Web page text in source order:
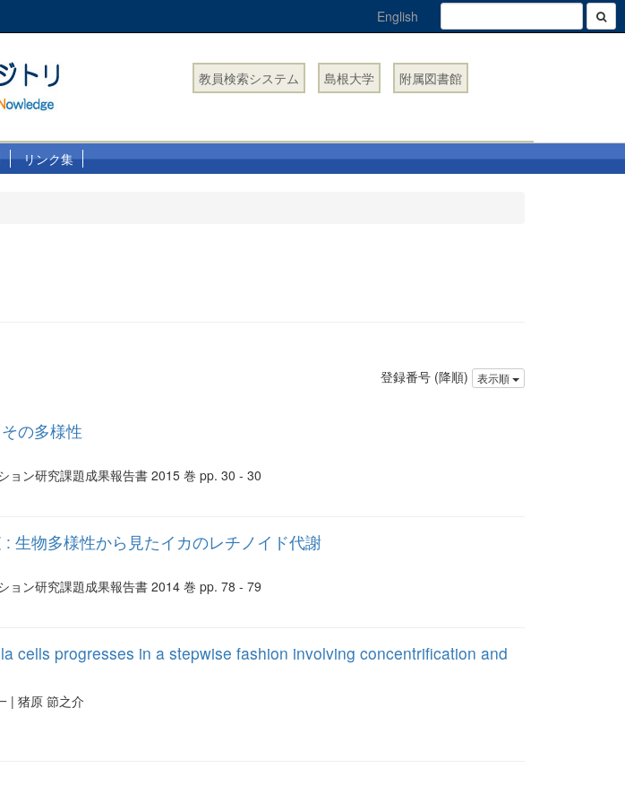
English
教員検索システム 島根大学 附属図書館
リンク集
登録番号 (降順) 表示順
の多様性
ョン研究課題成果報告書 2015 巻 pp. 30 - 30
生物多様性から見たイカのレチノイド代謝
ョン研究課題成果報告書 2014 巻 pp. 78 - 79
cells progresses in a stepwise fashion involving concentrification and
| 猪原 節之介